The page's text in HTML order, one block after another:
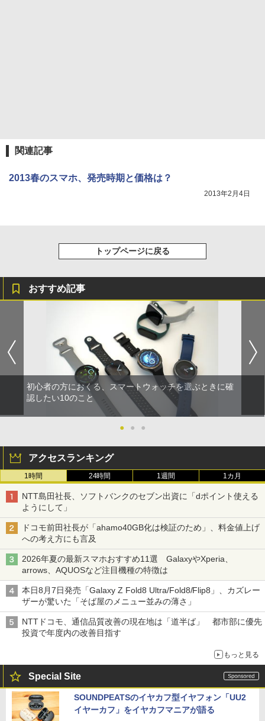
関連記事
2013春のスマホ、発売時期と価格は？
2013年2月4日
トップページに戻る
おすすめ記事
初心者の方におくる、スマートウォッチを選ぶときに確
認したい10のこと
● ● ●
アクセスランキング
1時間 24時間 1週間 1カ月
NTT島田社長、ソフトバンクのセブン出資に「dポイント使える
ようにして」
ドコモ前田社長が「ahamo40GB化は検証のため」、料金値上げ
への考え方にも言及
2026年夏の最新スマホおすすめ11選 GalaxyやXperia、
arrows、AQUOSなど注目機種の特徴は
本日8月7日発売「Galaxy Z Fold8 Ultra/Fold8/Flip8」、カズレー
ザーが驚いた「そば屋のメニュー並みの薄さ」
NTTドコモ、通信品質改善の現在地は「道半ば」 都市部に優先
投資で年度内の改善目指す
もっと見る
Special Site
SOUNDPEATSのイヤカフ型イヤフォン「UU2
イヤーカフ」をイヤカフマニアが語る